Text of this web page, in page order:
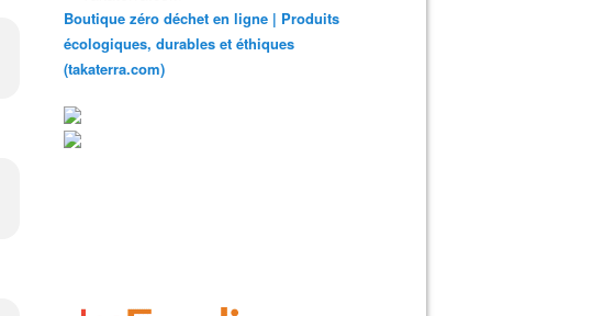
Boutique zéro déchet en ligne | Produits
écologiques, durables et éthiques
(takaterra.com)